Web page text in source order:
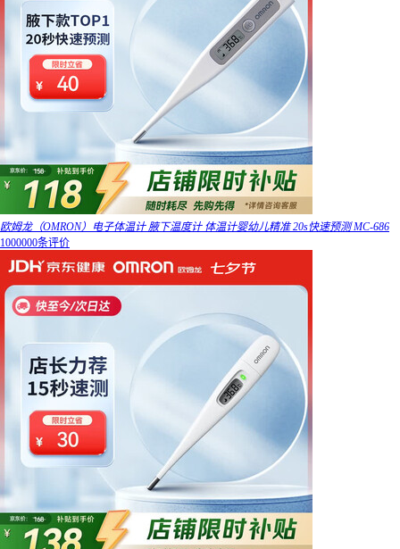
欧姆龙（OMRON）电子体温计 腋下温度计 体温计婴幼儿精准 20s快速预测 MC-686
1000000条评价